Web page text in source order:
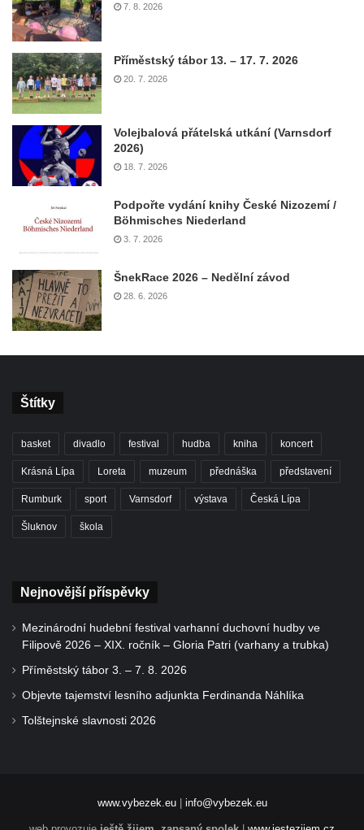
7. 8. 2026
Příměstský tábor 13. – 17. 7. 2026
20. 7. 2026
Volejbalová přátelská utkání (Varnsdorf
2026)
18. 7. 2026
Podpořte vydání knihy České Nizozemí /
Böhmisches Niederland
3. 7. 2026
ŠnekRace 2026 – Nedělní závod
28. 6. 2026
Štítky
basket divadlo festival hudba kniha koncert
Krásná Lípa Loreta muzeum přednáška představení
Rumburk sport Varnsdorf výstava Česká Lípa
Šluknov škola
Nejnovější příspěvky
Mezinárodní hudební festival varhanní duchovní hudby ve
Filipově 2026 – XIX. ročník – Gloria Patri (varhany a trubka)
Příměstský tábor 3. – 7. 8. 2026
Objevte tajemství lesního adjunkta Ferdinanda Náhlíka
Tolštejnské slavnosti 2026
www.vybezek.eu| info@vybezek.eu